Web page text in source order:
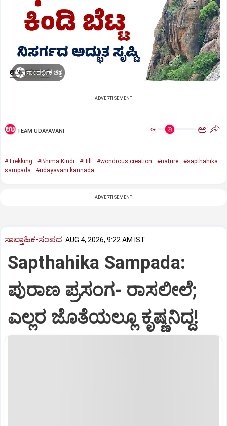
ಸಾಂದರ್ಭಿಕ ಚಿತ್ರ
ADVERTISEMENT
TEAM UDAYAVANI ಅ ಅ
#Trekking #Bhima Kindi #Hill #wondrous creation #nature
#sapthahika
sampada
#udayavani kannada
ADVERTISEMENT
ಸಾಪ್ತಾಹಿಕ-ಸಂಪದ AUG 4, 2026, 9:22 AM IST
Sapthahika Sampada:
ಪುರಾಣ ಪ್ರಸಂಗ- ರಾಸಲೀಲೆ;
ಎಲ್ಲರ ಜೊತೆಯಲ್ಲೂ ಕೃಷ್ಣನಿದ್ದ!